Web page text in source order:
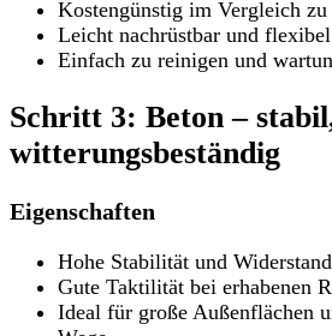
Kostengünstig im Vergleich
Leicht nachrüstbar und flexibel
Einfach zu reinigen und
Schritt 3: Beton –
witterungsbeständig
Eigenschaften
Hohe Stabilität und
Gute Taktilität bei erhabenen
Ideal für große Außenflächen